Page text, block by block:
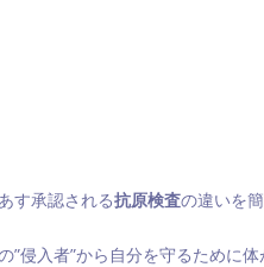
す承認される抗原検査の違いを
侵入者”から自分を守るために体